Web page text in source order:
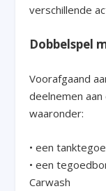
verschillende
Dobbelspel
Voorafgaand
deelnemen
waaronder:
• een
• een
Carwash